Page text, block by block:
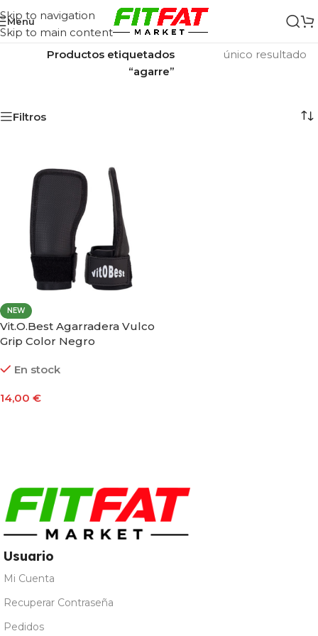
Skip to navigation
Skip to main content
Menu
Inicio/
Productos etiquetados
“agarre”
único resultado
Filtros
NEW
Vit.O.Best Agarradera Vulco
Grip Color Negro
En stock
14,00 €
Usuario
Mi Cuenta
Recuperar Contraseña
Pedidos